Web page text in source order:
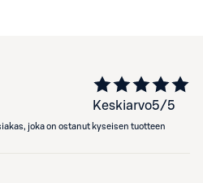
Keskiarvo5/5
joka on ostanut kyseisen tuotteen